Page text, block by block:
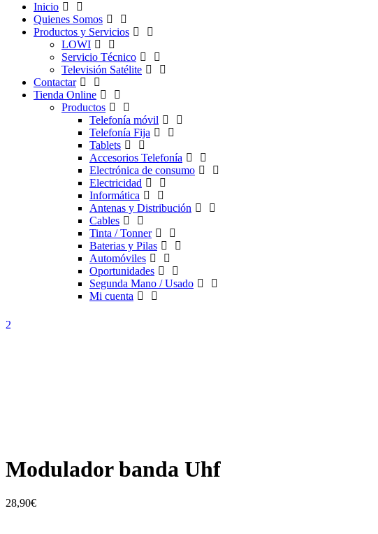
Inicio
Quienes Somos
Productos y Servicios
LOWI
Servicio Técnico
Televisión Satélite
Contactar
Tienda Online
Productos
Telefonía móvil
Telefonía Fija
Tablets
Accesorios Telefonía
Electrónica de consumo
Electricidad
Informática
Antenas y Distribución
Cables
Tinta / Tonner
Baterias y Pilas
Automóviles
Oportunidades
Segunda Mano / Usado
Mi cuenta
Modulador banda Uhf
28,90€